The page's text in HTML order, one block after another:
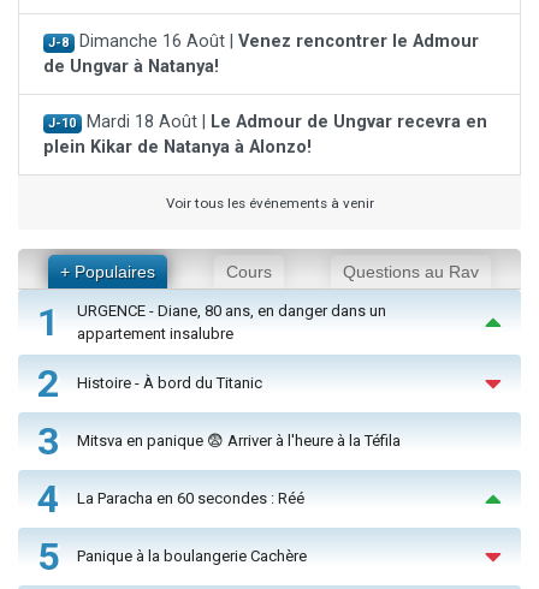
J-8 Dimanche 16 Août | Venez rencontrer le Admour
de Ungvar à Natanya!
J-10 Mardi 18 Août |
Le Admour de Ungvar recevra en
plein Kikar de Natanya à Alonzo!
Voir tous les événements à venir
+ Populaires Cours Questions au Rav
1
URGENCE - Diane, 80 ans, en danger dans un
appartement insalubre
2 Histoire - À bord du Titanic
3 Mitsva en panique 😨 Arriver à l'heure à la Téfila
4 La Paracha en 60 secondes : Réé
5 Panique à la boulangerie Cachère